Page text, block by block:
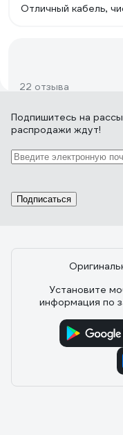
Отличный кабель,
22 отзыва
Отзыв о кабеле
Cu/Al/Cu, 75% белый
цена/качество
Отзыв о кабеле
2х0,50кв. мм /CCA/
Низкая цена
Подпишитесь на
распродажи ждут!
Подписаться
Установите
информация по